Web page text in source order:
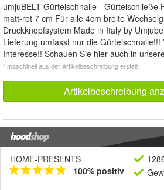
umjuBELT Gürtelschnalle - Gürtelschließe
matt-rot 7 cm Für alle 4cm breite
Druckknopfsystem Made in Italy by
Lieferung umfasst nur die Gürtelschnalle!!!
Interesse!! Schauen Sie hier auch in
* maschinell aus der Artikelbeschreibung erstellt
Artikelbeschreibung
HOME-PRESENTS
100% positiv